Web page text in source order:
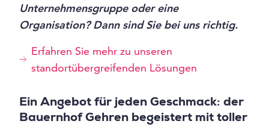
Unternehmensgruppe oder eine
Organisation? Dann sind Sie bei uns richtig.
Erfahren Sie mehr zu unseren
standortübergreifenden Lösungen
Ein Angebot für jeden Geschmack: der
Bauernhof Gehren begeistert mit toller